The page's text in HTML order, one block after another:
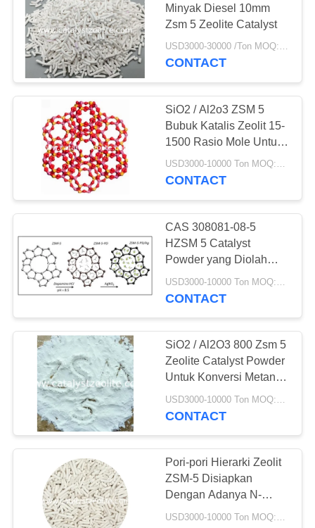
Minyak Diesel 10mm
Zsm 5 Zeolite Catalyst
USD3000-30000 /Ton MOQ:1 KG
CONTACT
SiO2 / Al2o3 ZSM 5
Bubuk Katalis Zeolit ​​​​15-
1500 Rasio Mole Untuk
FCC
USD3000-10000 Ton MOQ:1 KG
CONTACT
CAS 308081-08-5
HZSM 5 Catalyst
Powder yang Diolah
secara Hidrotermal
CONTACT
SiO2 / Al2O3 800 Zsm 5
Zeolite Catalyst Powder
Untuk Konversi Metanol
Menjadi Bensin
USD3000-10000 Ton MOQ:1 KG
CONTACT
Pori-pori Hierarki Zeolit ​​​​
ZSM-5 Disiapkan
Dengan Adanya N-
Hexyltrimethyl
USD3000-10000 Ton MOQ:1 KG